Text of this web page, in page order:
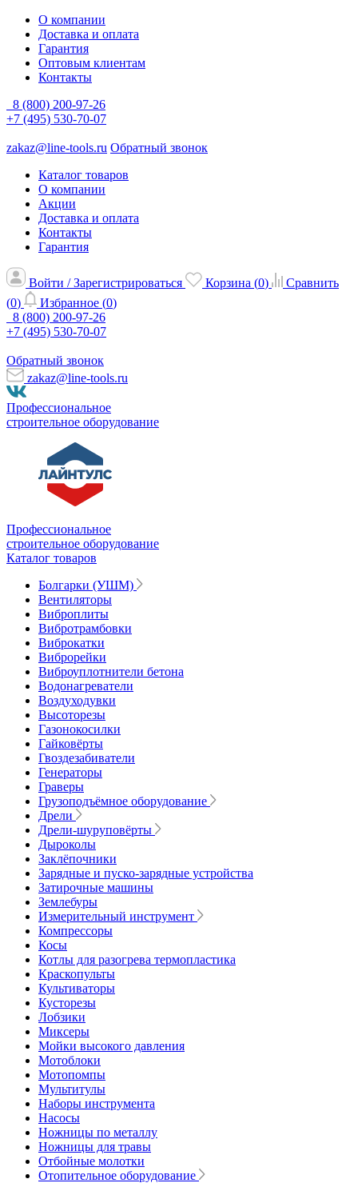
О компании
Доставка и оплата
Гарантия
Оптовым клиентам
Контакты
8 (800) 200-97-26
+7 (495) 530-70-07
zakaz@line-tools.ru Обратный звонок
Каталог товаров
О компании
Акции
Доставка и оплата
Контакты
Гарантия
Войти / Зарегистрироваться Корзина (0)
Сравнить
(0) Избранное (0)
8 (800) 200-97-26
+7 (495) 530-70-07
Обратный звонок
zakaz@line-tools.ru
Профессиональное
строительное оборудование
Профессиональное
строительное оборудование
Каталог товаров
Болгарки (УШМ)
Вентиляторы
Виброплиты
Вибротрамбовки
Виброкатки
Виброрейки
Виброуплотнители бетона
Водонагреватели
Воздуходувки
Высоторезы
Газонокосилки
Гайковёрты
Гвоздезабиватели
Генераторы
Граверы
Грузоподъёмное оборудование
Дрели
Дрели-шуруповёрты
Дыроколы
Заклёпочники
Зарядные и пуско-зарядные устройства
Затирочные машины
Землебуры
Измерительный инструмент
Компрессоры
Косы
Котлы для разогрева термопластика
Краскопульты
Культиваторы
Кусторезы
Лобзики
Миксеры
Мойки высокого давления
Мотоблоки
Мотопомпы
Мультитулы
Наборы инструмента
Насосы
Ножницы по металлу
Ножницы для травы
Отбойные молотки
Отопительное оборудование